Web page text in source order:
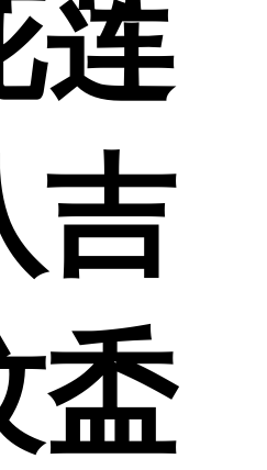
莲
吉
盉